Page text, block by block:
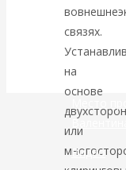
сфере
уже
связях.
на
основе
или
Видео